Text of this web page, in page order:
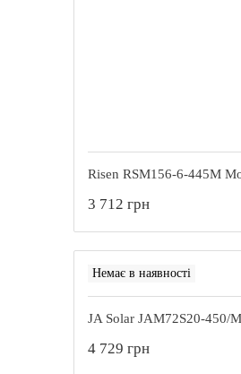
Risen RSM156-6-445M
3 712 грн
Немає в наявності
JA Solar JAM72S20-450/
4 729 грн